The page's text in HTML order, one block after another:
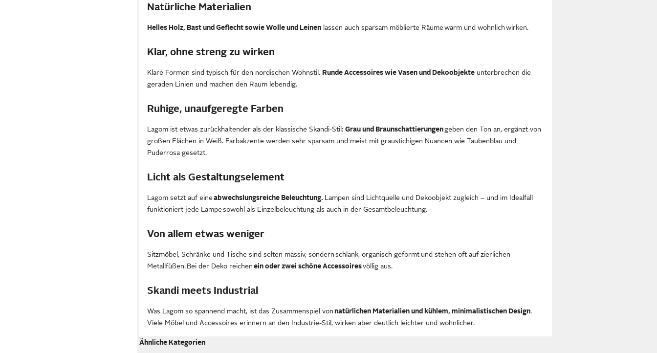
Natürliche Materialien
Helles Holz, Bast und Geflecht sowie Wolle und Leinen lassen auch sparsam möblierte Räume warm und wohnlich wirken.
Klar, ohne streng zu wirken
Klare Formen sind typisch für den nordischen Wohnstil. Runde Accessoires wie Vasen und Dekoobjekte unterbrechen die
geraden Linien und machen den Raum lebendig.
Ruhige, unaufgeregte Farben
Lagom ist etwas zurückhaltender als der klassische Skandi-Stil:Grau und Braunschattierungengeben den Ton an, ergänzt von
großen Flächen in Weiß. Farbakzente werden sehr sparsam und meist mit graustichigen Nuancen wie Taubenblau und
Puderrosa gesetzt.
Licht als Gestaltungselement
Lagom setzt auf eineabwechslungsreiche Beleuchtung. Lampen sind Lichtquelle und Dekoobjekt zugleich – und im Idealfall
funktioniert jede Lampe sowohl als Einzelbeleuchtung als auch in der Gesamtbeleuchtung.
Von allem etwas weniger
Sitzmöbel, Schränke und Tische sind selten massiv, sondern schlank, organisch geformt und stehen oft auf zierlichen
Metallfüßen. Bei der Deko reichenein oder zwei schöne Accessoiresvöllig aus.
Skandi meets Industrial
Was Lagom so spannend macht, ist das Zusammenspiel vonnatürlichen Materialien und kühlem, minimalistischen Design.
Viele Möbel und Accessoires erinnern an den Industrie-Stil, wirken aber deutlich leichter und wohnlicher.
Ähnliche Kategorien